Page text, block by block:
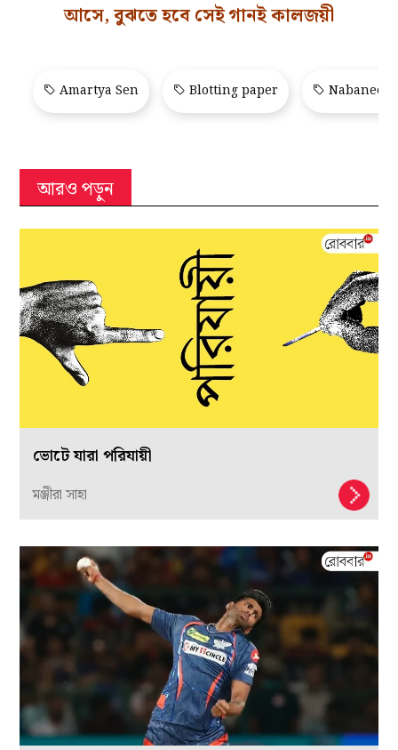
আসে, বুঝতে হবে সেই গানই কালজয়ী
Amartya Sen Blotting paper
আরও পড়ুন
ভোটে যারা পরিযায়ী
মঞ্জীরা সাহা